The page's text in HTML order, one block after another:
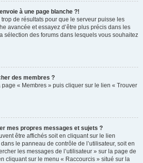
à une page blanche ?!
de résultats pour que le serveur puisse les
avancée et essayez d’être plus précis dans les
sélection des forums dans lesquels vous souhaitez
des membres ?
« Membres » puis cliquer sur le lien « Trouver
mes propres messages et sujets ?
être affichés soit en cliquant sur le lien
le panneau de contrôle de l’utilisateur, soit en
les messages de l’utilisateur » sur la page de
cliquant sur le menu « Raccourcis » situé sur la